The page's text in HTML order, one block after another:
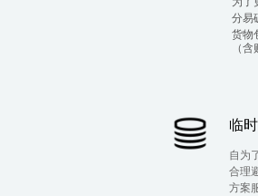
分易
货物
（
临
自为
合理
方案